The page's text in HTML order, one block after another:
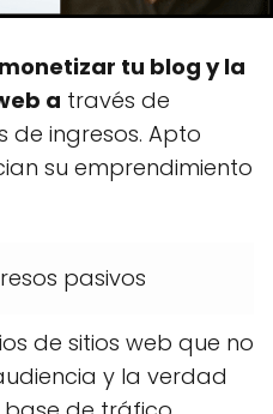
tu blog y la
a través de
ingresos. Apto
su emprendimiento
pasivos
de sitios web que no
y la verdad